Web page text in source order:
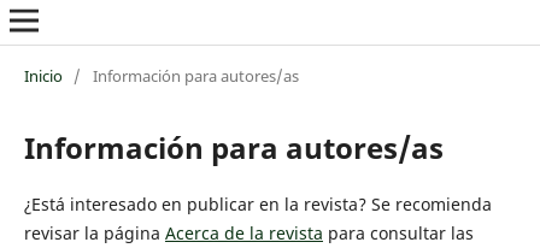
Inicio / Información para autores/as
Información para autores/as
¿Está interesado en publicar en la revista? Se recomienda
revisar la página Acerca de la revista para consultar las